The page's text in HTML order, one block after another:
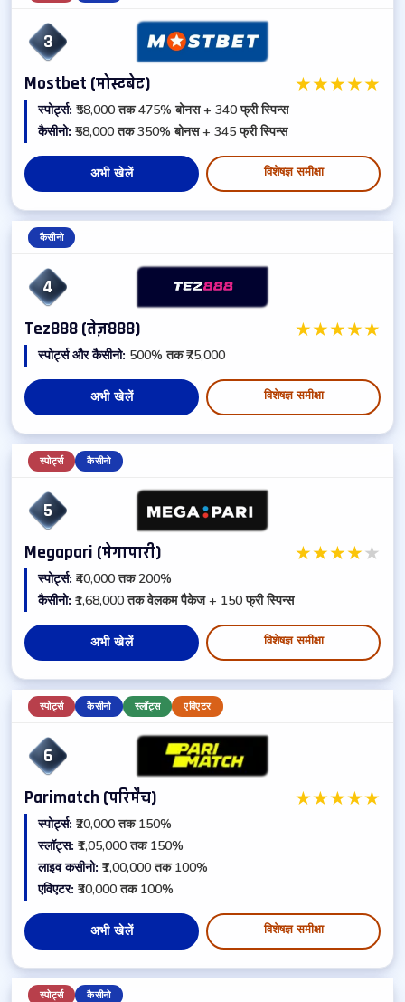
3
Mostbet (मोस्टबेट) ★★★★★
स्पोर्ट्स: ₹58,000 तक 475% बोनस + 340 फ्री स्पिन्स
कैसीनो: ₹58,000 तक 350% बोनस + 345 फ्री स्पिन्स
अभी खेलें विशेषज्ञ समीक्षा
कैसीनो
4
Tez888 (तेज़888) ★★★★★
स्पोर्ट्स और कैसीनो: 500% तक ₹75,000
अभी खेलें विशेषज्ञ समीक्षा
स्पोर्ट्स कैसीनो
5
Megapari (मेगापारी) ★★★★★
स्पोर्ट्स: ₹40,000 तक 200%
कैसीनो: ₹1,68,000 तक वेलकम पैकेज + 150 फ्री स्पिन्स
अभी खेलें विशेषज्ञ समीक्षा
स्पोर्ट्स कैसीनो स्लॉट्स एविएटर
6
Parimatch (परिमैच) ★★★★★
स्पोर्ट्स: ₹20,000 तक 150%
स्लॉट्स: ₹1,05,000 तक 150%
लाइव कसीनो: ₹1,00,000 तक 100%
एविएटर: ₹30,000 तक 100%
अभी खेलें विशेषज्ञ समीक्षा
स्पोर्ट्स कैसीनो